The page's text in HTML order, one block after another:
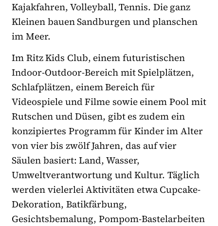
Kajakfahren, Volleyball, Tennis. Die ganz
Kleinen bauen Sandburgen und planschen
im Meer.
Im Ritz Kids Club, einem futuristischen
Indoor-Outdoor-Bereich mit Spielplätzen,
Schlafplätzen, einem Bereich für
Videospiele und Filme sowie einem Pool mit
Rutschen und Düsen, gibt es zudem ein
konzipiertes Programm für Kinder im Alter
von vier bis zwölf Jahren, das auf vier
Säulen basiert: Land, Wasser,
Umweltverantwortung und Kultur. Täglich
werden vielerlei Aktivitäten etwa Cupcake-
Dekoration, Batikfärbung,
Gesichtsbemalung, Pompom-Bastelarbeiten